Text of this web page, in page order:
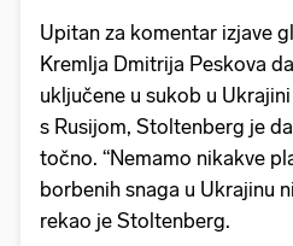
Upitan za komentar izjave
Kremlja Dmitrija Peskova
uključene u sukob u
s Rusijom, Stoltenberg je
točno. “Nemamo nikakve
borbenih snaga u Ukrajinu
rekao je Stoltenberg.